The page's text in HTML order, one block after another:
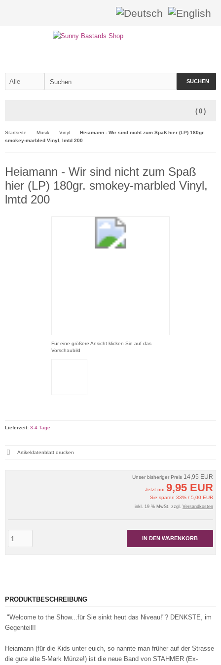
SUCHEN
( 0 )
Startseite Musik Vinyl
Heiamann - Wir sind nicht zum Spaß hier (LP) 180gr.
smokey-marbled Vinyl, lmtd 200
Heiamann - Wir sind nicht zum Spaß
hier (LP) 180gr. smokey-marbled Vinyl,
lmtd 200
Für eine größere Ansicht klicken Sie auf das
Vorschaubild
Unser bisheriger Preis 14,95 EUR
Jetzt nur9,95 EUR
Sie sparen 33% / 5,00 EUR
inkl. 19 % MwSt. zzgl. Versandkosten
IN DEN WARENKORB
Lieferzeit: 3-4 Tage
Artikeldatenblatt drucken
PRODUKTBESCHREIBUNG
"Welcome to the Show...für Sie sinkt heut das Niveau!"? DENKSTE, im
Gegenteil!!
Heiamann (für die Kids unter euich, so nannte man früher auf der Strasse
die gute alte 5-Mark Münze!) ist die neue Band von STAHMER (Ex-